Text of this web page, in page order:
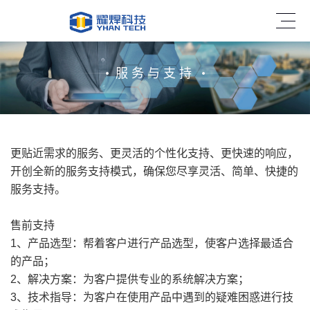
服务与支持
更贴近需求的服务、更灵活的个性化支持、更快速的响应，
开创全新的服务支持模式，确保您尽享灵活、简单、快捷的
服务支持。
售前支持
1、产品选型：帮着客户进行产品选型，使客户选择最适合
的产品；
2、解决方案：为客户提供专业的系统解决方案；
3、技术指导：为客户在使用产品中遇到的疑难困惑进行技